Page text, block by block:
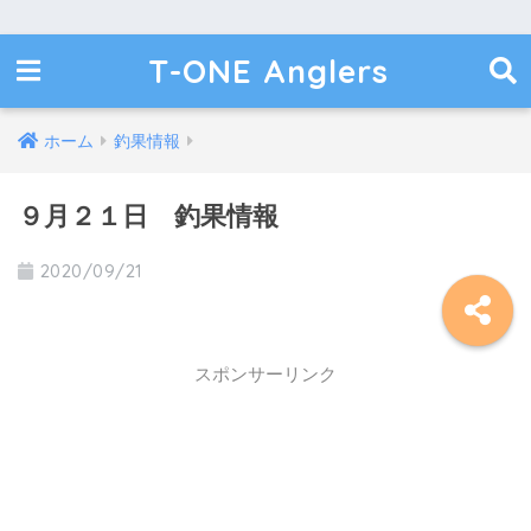
T-ONE Anglers
ホーム 釣果情報
９月２１日 釣果情報
2020/09/21
スポンサーリンク